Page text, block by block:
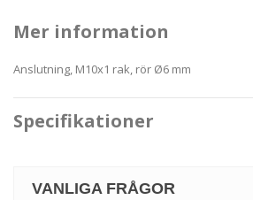
Mer information
Anslutning, M10x1 rak, rör Ø6 mm
Specifikationer
VANLIGA FRÅGOR